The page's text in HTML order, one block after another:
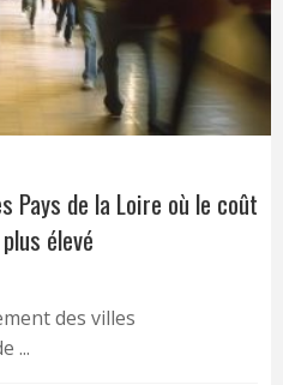
Pays de la Loire où le coût
élevé
des villes
...